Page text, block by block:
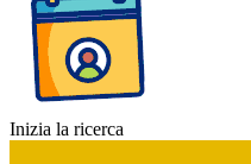
Inizia la ricerca